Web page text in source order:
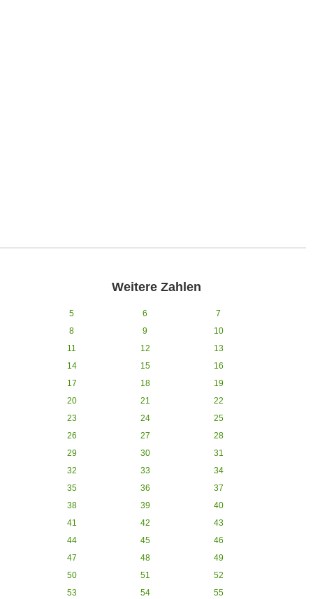
Weitere Zahlen
5 6
7
8
9
10
11
12
13
14
15
16
17
18
19
20
21
22
23
24
25
26
27
28
29
30
31
32
33
34
35
36
37
38
39
40
41
42
43
44
45
46
47
48
49
50
51
52
53
54
55